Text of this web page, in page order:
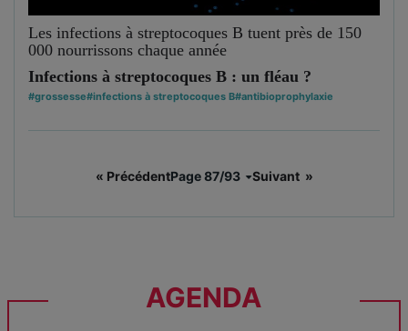
Les infections à streptocoques B tuent près de 150
000 nourrissons chaque année
Infections à streptocoques B : un fléau ?
#grossesse#infections à streptocoques B#antibioprophylaxie
« PrécédentPage 87/93 Suivant »
AGENDA